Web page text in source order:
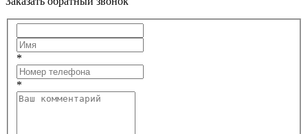
*
*